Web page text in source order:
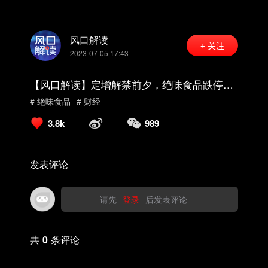
风口解读
2023-07-05 17:43
+ 关注
【风口解读】定增解禁前夕，绝味食品跌停，
投资者忧中报“暴雷”
# 绝味食品 # 财经
3.8k 989
发表评论
请先 登录 后发表评论
共 0 条评论